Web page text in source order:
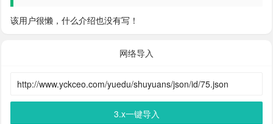
该用户很懒，什么介绍也没有写！
网络导入
3.x一键导入